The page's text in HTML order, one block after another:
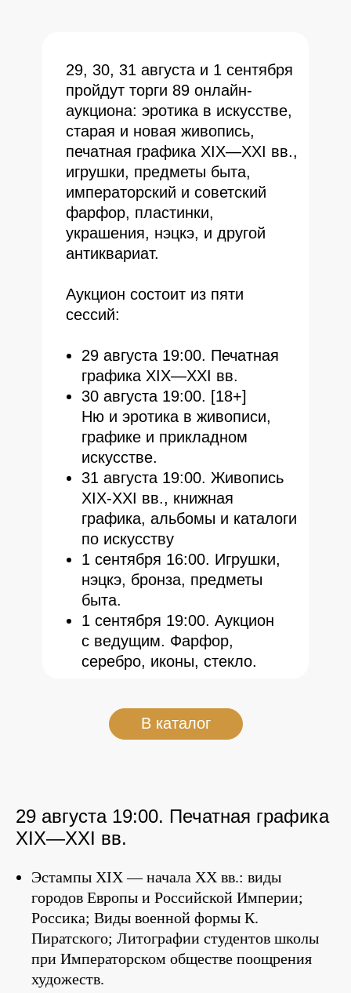
29, 30, 31 августа и 1 сентября
пройдут торги 89 онлайн-
аукциона: эротика в искусстве,
старая и новая живопись,
печатная графика XIX—XXI вв.,
игрушки, предметы быта,
императорский и советский
фарфор, пластинки,
украшения, нэцкэ, и другой
антиквариат.
Аукцион состоит из пяти
сессий:
29 августа 19:00. Печатная
графика XIX—XXI вв.
30 августа 19:00. [18+]
Ню и эротика в живописи,
графике и прикладном
искусстве.
31 августа 19:00. Живопись
XIX-XXI вв., книжная
графика, альбомы и каталоги
по искусству
1 сентября 16:00. Игрушки,
нэцкэ, бронза, предметы
быта.
1 сентября 19:00. Аукцион
с ведущим. Фарфор,
серебро, иконы, стекло.
В каталог
29 августа 19:00. Печатная графика
XIX—XXI вв.
Эстампы XIX — начала XX вв.: виды
городов Европы и Российской Империи;
Россика; Виды военной формы К.
Пиратского; Литографии студентов школы
при Императорском обществе поощрения
художеств.